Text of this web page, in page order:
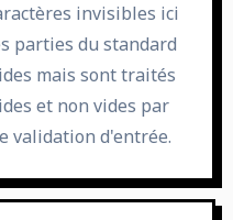
invisibles ici
parties du standard
mais sont traités
et non vides par
validation d'entrée.